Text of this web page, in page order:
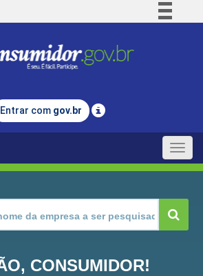
Comunica BR
Legislação
Entrar com gov.br
Toggle
CONSUMIDOR!